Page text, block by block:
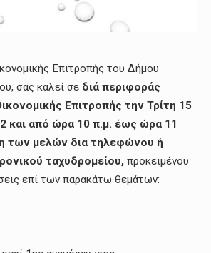
Επιτροπής του Δήμου
σας καλεί σε διά περιφοράς
Επιτροπής την Τρίτη 15
και από ώρα 10 π.μ. έως ώρα 11
των μελών δια τηλεφώνου ή
ταχυδρομείου, προκειμένου
επί των παρακάτω θεμάτων: